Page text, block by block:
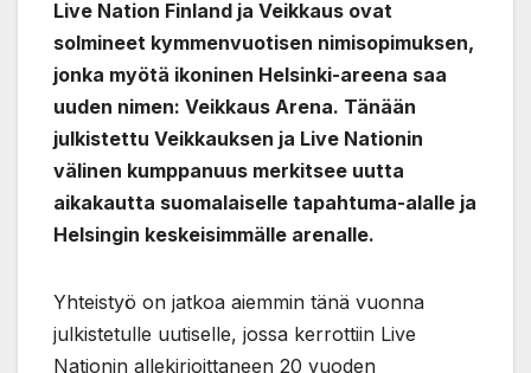
Live Nation Finland ja Veikkaus ovat
solmineet kymmenvuotisen nimisopimuksen,
jonka myötä ikoninen Helsinki-areena saa
uuden nimen: Veikkaus Arena. Tänään
julkistettu Veikkauksen ja Live Nationin
välinen kumppanuus merkitsee uutta
aikakautta suomalaiselle tapahtuma-alalle ja
Helsingin keskeisimmälle arenalle.
Yhteistyö on jatkoa aiemmin tänä vuonna
julkistetulle uutiselle, jossa kerrottiin Live
Nationin allekirjoittaneen 20 vuoden